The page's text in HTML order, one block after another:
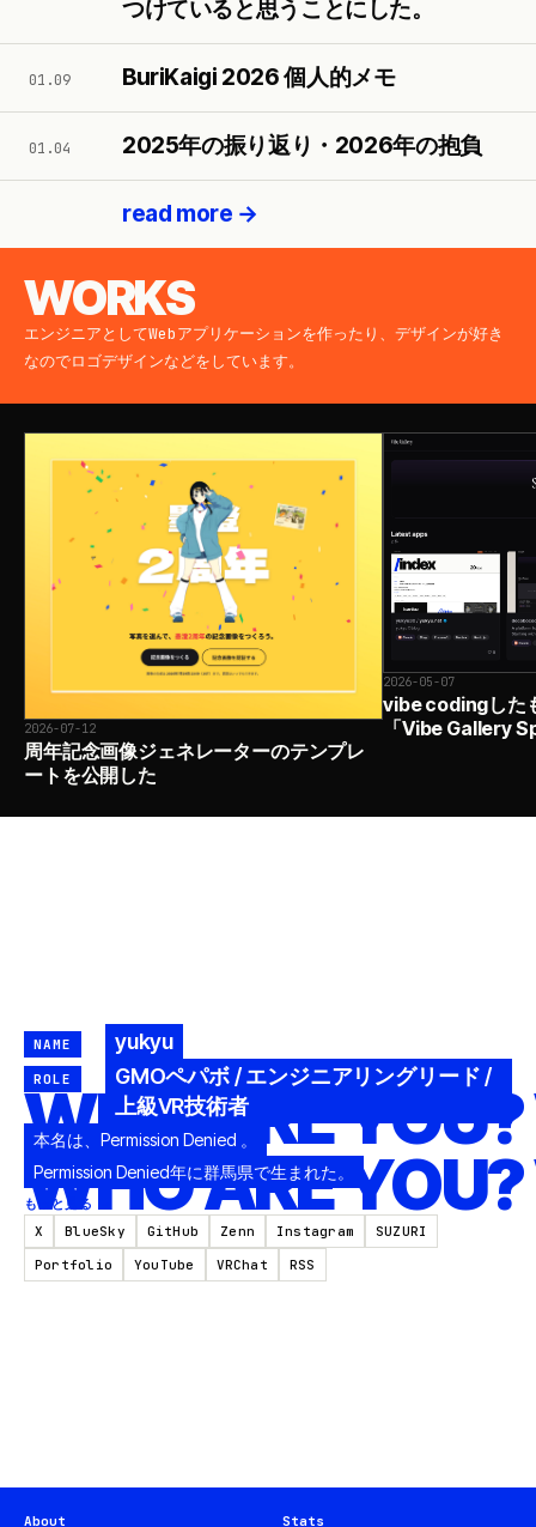
つけていると思うことにした。
01.09 BuriKaigi 2026 個人的メモ
01.04 2025年の振り返り・2026年の抱負
read more →
WORKS
エンジニアとしてWebアプリケーションを作ったり、デザインが好き
なのでロゴデザインなどをしています。
2026-07-12
周年記念画像ジェネレーターのテンプレ
ートを公開した
2026-05-07
vibe codingした
「Vibe Gallery
WHO ARE
WHO ARE
NAME yukyu
ROLE
GMOペパボ / エンジニアリングリード /
上級VR技術者
本名は、Permission Denied 。
Permission Denied年に群馬県で生まれた。
もっと見る →
X
BlueSky GitHub Zenn Instagram
SUZURI
Portfolio
YouTube VRChat RSS
About Stats